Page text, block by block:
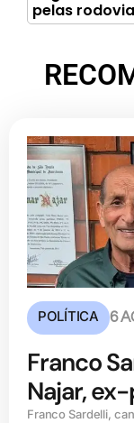
pelas
POLÍTICA 6
Franco
Najar,
Franco Sardelli,